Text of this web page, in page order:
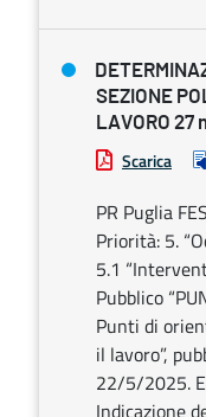
SEZIONE
LAVORO 27
Scarica
PR Puglia
Priorità: 5.
5.1
Pubblico
Punti di
il lavoro”,
22/5/2025.
Indicazione